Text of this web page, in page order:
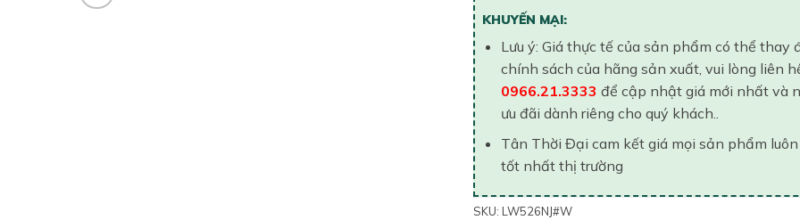
KHUYẾN MẠI:
Lưu ý: Giá thực tế của sản phẩm có thể thay
chính sách của hãng sản xuất, vui lòng liên
0966.21.3333 để cập nhật giá mới nhất và
ưu đãi dành riêng cho quý khách..
Tân Thời Đại cam kết giá mọi sản phẩm
tốt nhất thị trường
SKU: LW526NJ#W